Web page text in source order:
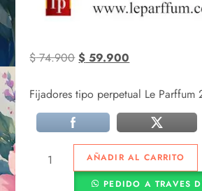
$74.900 $ 59.900
Fijadores tipo perpetual Le Parffum
AÑADIR AL CARRITO
PEDIDO A TRAVES